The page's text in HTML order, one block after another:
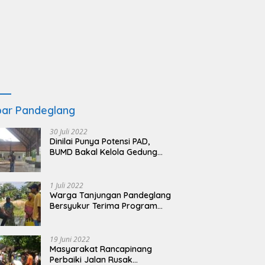
Pandeglang
30 Juli 2022
Dinilai Punya Potensi PAD,
BUMD Bakal Kelola Gedung
1 Juli 2022
Warga Tanjungan Pandeglang
Bersyukur Terima Program
19 Juni 2022
Masyarakat Rancapinang
Perbaiki Jalan Rusak